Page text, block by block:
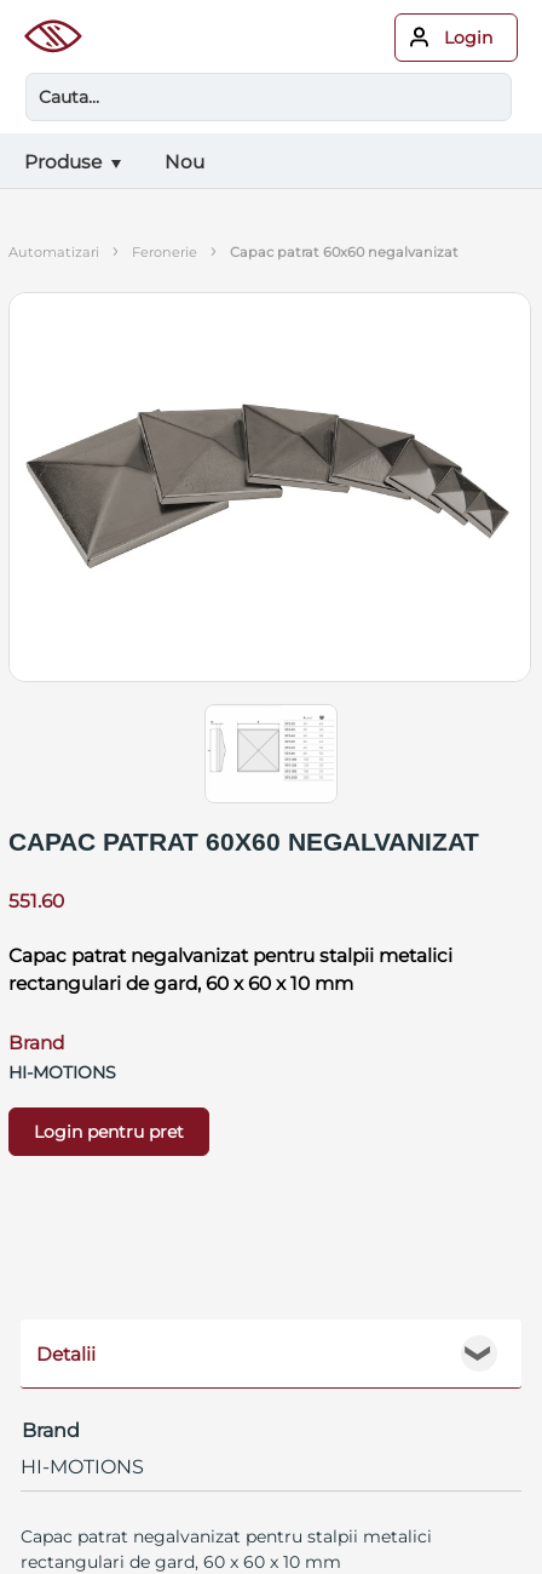
Login
Produse Nou
automatizari › feronerie › capac patrat 60x60 negalvanizat
CAPAC PATRAT 60X60 NEGALVANIZAT
551.60
Capac patrat negalvanizat pentru stalpii metalici
rectangulari de gard, 60 x 60 x 10 mm
Brand
HI-MOTIONS
Login pentru pret
❯
Detalii
Brand
HI-MOTIONS
Capac patrat negalvanizat pentru stalpii metalici
rectangulari de gard, 60 x 60 x 10 mm